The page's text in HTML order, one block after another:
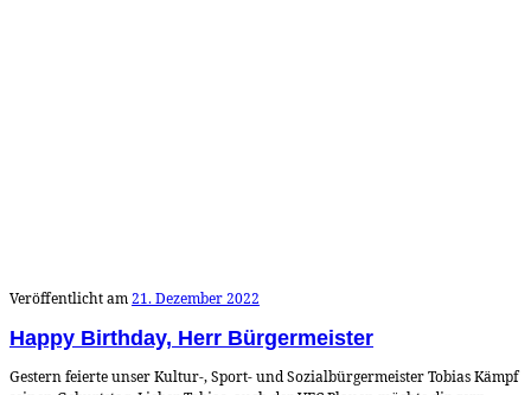
Veröffentlicht am21. Dezember 2022
Happy Birthday, Herr Bürgermeister
Gestern feierte unser Kultur-, Sport- und Sozialbürgermeister Tobias Kämpf